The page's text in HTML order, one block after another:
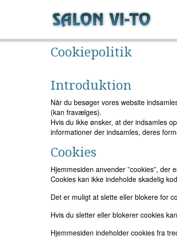
Cookiepolitik
Introduktion
Når du besøger vores website
(kan fravælges).
Hvis du ikke ønsker, at der indsamles
informationer der indsamles, deres
Cookies
Hjemmesiden anvender ”cookies”,
Cookies kan ikke indeholde skadelig
Det er muligt at slette eller blokere for
Hvis du sletter eller blokerer cookies
Hjemmesiden indeholder cookies fra